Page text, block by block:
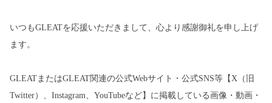
いつもGLEATを応援いただきまして、心より感謝御礼を申し上げ
ます。
GLEATまたはGLEAT関連の公式Webサイト・公式SNS等【X（旧
Twitter）、Instagram、YouTubeなど】に掲載している画像・動画・